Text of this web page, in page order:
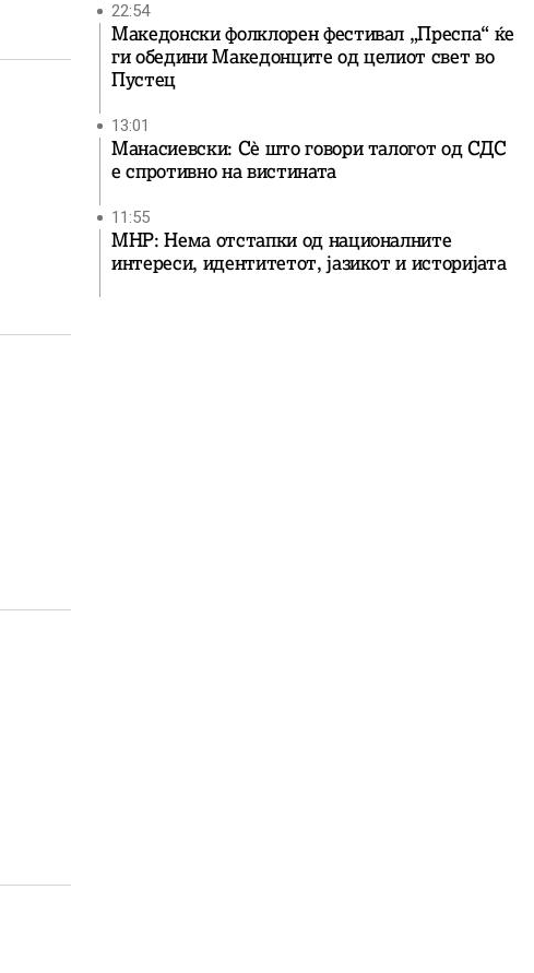
22:54
Македонски фолклорен фестивал „Преспа“ ќе
ги обедини Македонците од целиот свет во
Пустец
13:01
Манасиевски: Сè што говори талогот од СДС
е спротивно на вистината
11:55
МНР: Нема отстапки од националните
интереси, идентитетот, јазикот и историјата